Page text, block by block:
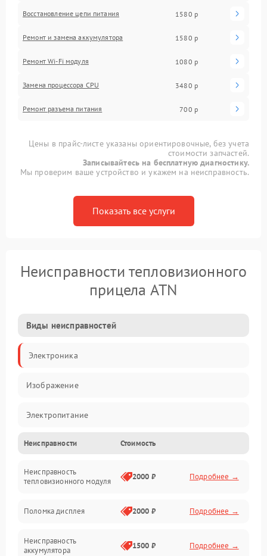
Восстановление цепи питания 1580 р
Ремонт и замена аккумулятора 1580 р
Ремонт Wi-Fi модуля 1080 р
Замена процессора CPU 3480 р
Ремонт разъема питания 700 р
Цены в прайс-листе указаны ориентировочные, без учета
стоимости запчастей.
Записывайтесь на бесплатную диагностику.
Мы проверим ваше устройство и укажем на неисправность.
Показать все услуги
Неисправности тепловизионного
прицела ATN
Виды неисправностей
Электроника
Изображение
Электропитание
Измерения
Матрица
Неисправности Стоимость
Неисправность
тепловизионного модуля
2000 ₽ Подробнее →
Поломка дисплея 2000 ₽ Подробнее →
Неисправность
аккумулятора
1500 ₽ Подробнее →